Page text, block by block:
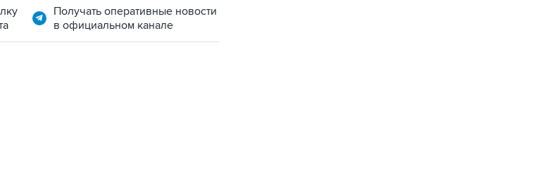
Получать оперативные новости
в официальном канале